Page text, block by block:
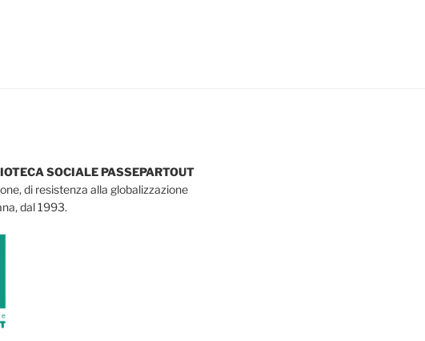
SOCIALE PASSEPARTOUT
di resistenza alla globalizzazione
dal 1993.